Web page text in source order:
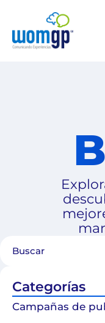
Categorías
Campañas de